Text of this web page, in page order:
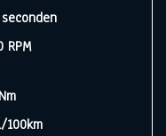
seconden
RPM
100km